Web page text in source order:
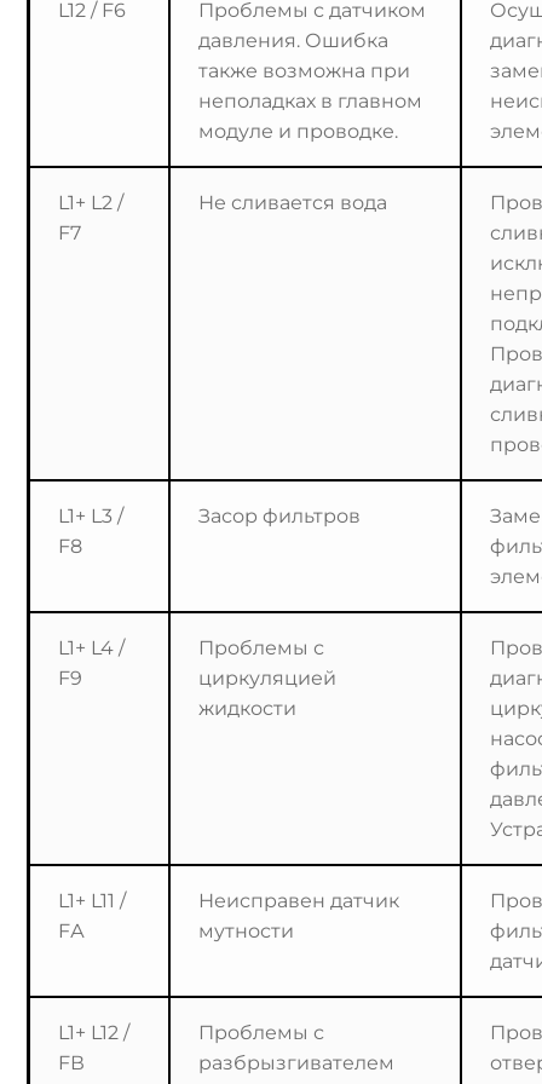
L12 / F6
Проблемы с датчиком
давления. Ошибка
также возможна при
неполадках в главном
модуле и проводке.
L1+ L2 /
F7
Не сливается вода
L1+ L3 /
F8
Засор фильтров
L1+ L4 /
F9
Проблемы с
циркуляцией
жидкости
L1+ L11 /
FА
Неисправен датчик
мутности
L1+ L12 /
FВ
Проблемы с
разбрызгивателем